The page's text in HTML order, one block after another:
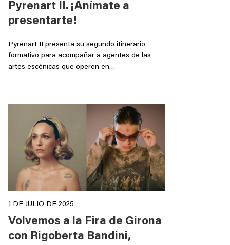
Pyrenart II. ¡Anímate a
presentarte!
Pyrenart II presenta su segundo itinerario
formativo para acompañar a agentes de las
artes escénicas que operen en…
1 DE JULIO DE 2025
Volvemos a la Fira de Girona
con Rigoberta Bandini,